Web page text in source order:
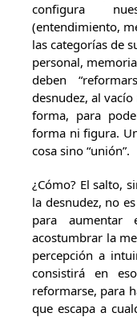
configura
(entendimiento,
las categorías de
personal,
deben
desnudez, al
forma, para
forma ni figura.
cosa sino “unión”.
¿Cómo? El salto,
la desnudez, no
para aumentar
acostumbrar la
percepción a
consistirá en
reformarse, para
que escapa a